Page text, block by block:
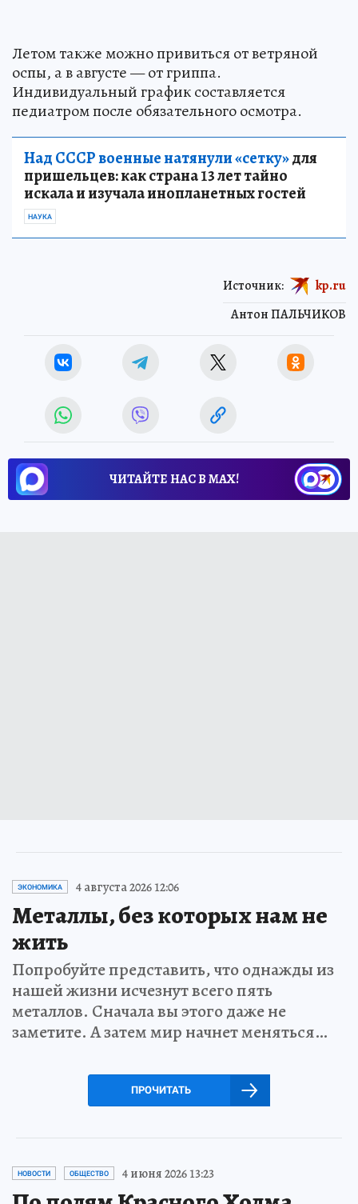
Летом также можно привиться от ветряной
оспы, а в августе — от гриппа.
Индивидуальный график составляется
педиатром после обязательного осмотра.
Над СССР военные натянули «сетку»для
пришельцев: как страна 13 лет тайно
искала и изучала инопланетных гостей
НАУКА
Антон ПАЛЬЧИКОВ
Источник: kp.ru
ЧИТАЙТЕ НАС В МАХ!
ЭКОНОМИКА 4 августа 2026 12:06
Металлы, без которых нам не
жить
Попробуйте представить, что однажды из
нашей жизни исчезнут всего пять
металлов. Сначала вы этого даже не
заметите. А затем мир начнет меняться…
ПРОЧИТАТЬ
НОВОСТИ ОБЩЕСТВО 4 июня 2026 13:23